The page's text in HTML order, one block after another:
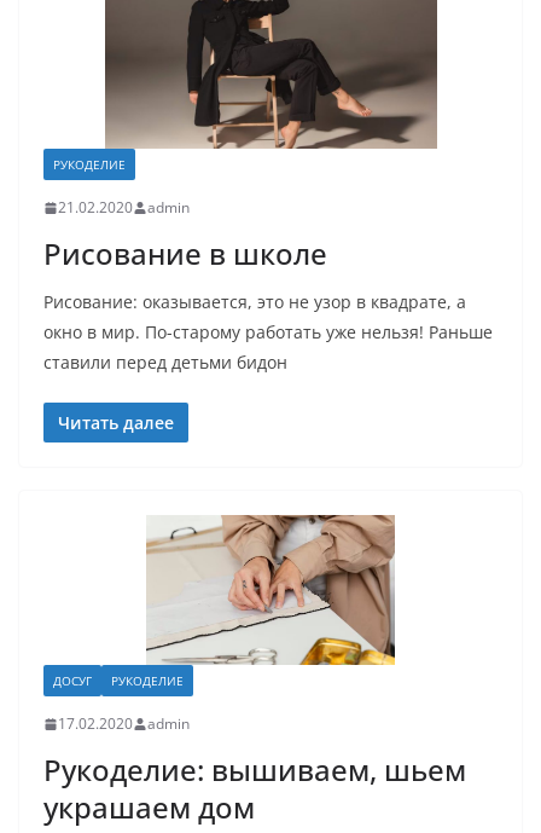
РУКОДЕЛИЕ
21.02.2020 admin
Рисование в школе
Рисование: оказывается, это не узор в квадрате, а
окно в мир. По-старому работать уже нельзя! Раньше
ставили перед детьми бидон
Читать далее
ДОСУГ РУКОДЕЛИЕ
17.02.2020 admin
Рукоделие: вышиваем, шьем
украшаем дом